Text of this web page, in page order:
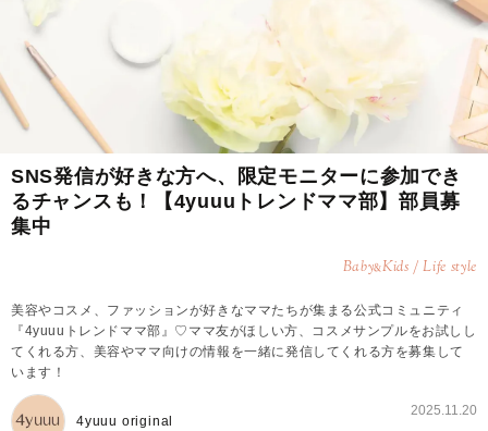
SNS発信が好きな方へ、限定モニターに参加でき
るチャンスも！【4yuuuトレンドママ部】部員募
集中
Baby&Kids / Life style
美容やコスメ、ファッションが好きなママたちが集まる公式コミュニティ
『4yuuuトレンドママ部』♡ママ友がほしい方、コスメサンプルをお試しし
てくれる方、美容やママ向けの情報を一緒に発信してくれる方を募集して
います！
4yuuu original
2025.11.20